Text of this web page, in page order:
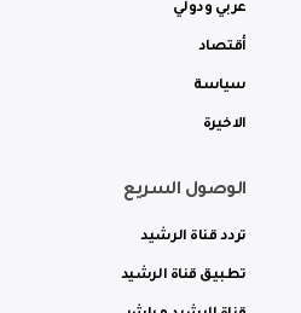
عربي ودولي
أقتصاد
سياسة
الاخيرة
الوصول السريع
تردد قناة الرشيد
تطبيق قناة الرشيد